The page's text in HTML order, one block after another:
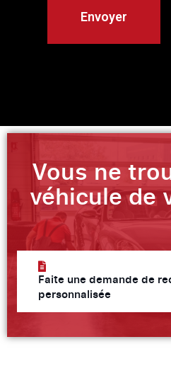
Vous ne
véhicule de
Faite une demande de
personnalisée